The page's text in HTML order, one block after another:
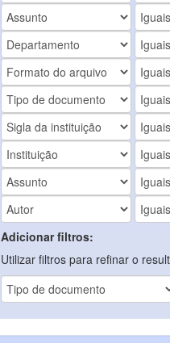
Adicionar filtros:
Utilizar filtros para refinar o